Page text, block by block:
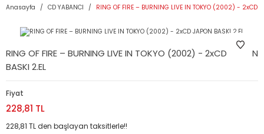
Anasayfa CD YABANCI RING OF FIRE – BURNING LIVE IN TOKYO (2002) - 2xCD
RING OF FIRE – BURNING LIVE IN TOKYO (2002) - 2xCD JAPON
BASKI 2.EL
Fiyat
228,81 TL
228,81 TL den başlayan taksitlerle!!